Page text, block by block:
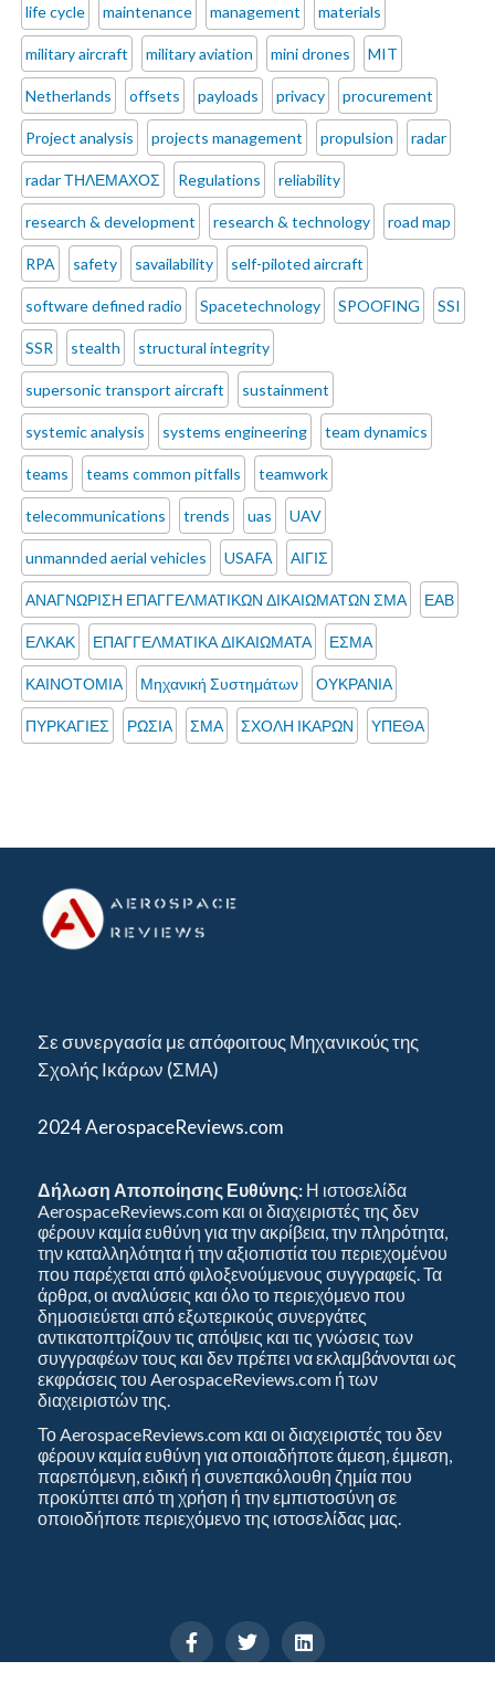
life cycle maintenance management materials
military aircraft military aviation mini drones MIT
Netherlands offsets payloads privacy procurement
Project analysis projects management propulsion radar
radar ΤΗΛΕΜΑΧΟΣ Regulations reliability
research & development research & technology road map
RPA safety savailability self-piloted aircraft
software defined radio Spacetechnology SPOOFING SSI
SSR stealth structural integrity
supersonic transport aircraft sustainment
systemic analysis systems engineering team dynamics
teams teams common pitfalls teamwork
telecommunications trends uas UAV
unmannded aerial vehicles USAFA ΑΙΓΙΣ
ΑΝΑΓΝΩΡΙΣΗ ΕΠΑΓΓΕΛΜΑΤΙΚΩΝ ΔΙΚΑΙΩΜΑΤΩΝ ΣΜΑ ΕΑΒ
ΕΛΚΑΚ ΕΠΑΓΓΕΛΜΑΤΙΚΑ ΔΙΚΑΙΩΜΑΤΑ ΕΣΜΑ
ΚΑΙΝΟΤΟΜΙΑ Μηχανική Συστημάτων ΟΥΚΡΑΝΙΑ
ΠΥΡΚΑΓΙΕΣ ΡΩΣΙΑ ΣΜΑ ΣΧΟΛΗ ΙΚΑΡΩΝ ΥΠΕΘΑ
Σε συνεργασία με απόφοιτους Μηχανικούς της
Σχολής Ικάρων (ΣΜΑ)
2024 AerospaceReviews.com
Δήλωση Αποποίησης Ευθύνης: Η ιστοσελίδα
AerospaceReviews.com και οι διαχειριστές της δεν
φέρουν καμία ευθύνη για την ακρίβεια, την πληρότητα,
την καταλληλότητα ή την αξιοπιστία του περιεχομένου
που παρέχεται από φιλοξενούμενους συγγραφείς. Τα
άρθρα, οι αναλύσεις και όλο το περιεχόμενο που
δημοσιεύεται από εξωτερικούς συνεργάτες
αντικατοπτρίζουν τις απόψεις και τις γνώσεις των
συγγραφέων τους και δεν πρέπει να εκλαμβάνονται ως
εκφράσεις του AerospaceReviews.com ή των
διαχειριστών της.
Το AerospaceReviews.com και οι διαχειριστές του δεν
φέρουν καμία ευθύνη για οποιαδήποτε άμεση, έμμεση,
παρεπόμενη, ειδική ή συνεπακόλουθη ζημία που
προκύπτει από τη χρήση ή την εμπιστοσύνη σε
οποιοδήποτε περιεχόμενο της ιστοσελίδας μας.